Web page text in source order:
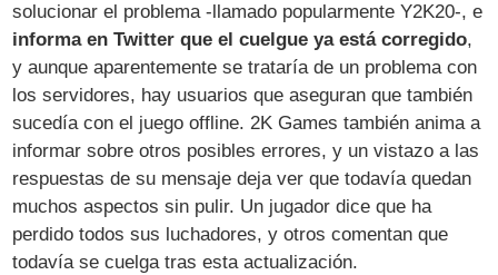
solucionar el problema -llamado popularmente Y2K20-, e
informa en Twitter que el cuelgue ya está corregido,
y aunque aparentemente se trataría de un problema con
los servidores, hay usuarios que aseguran que también
sucedía con el juego offline. 2K Games también anima a
informar sobre otros posibles errores, y un vistazo a las
respuestas de su mensaje deja ver que todavía quedan
muchos aspectos sin pulir. Un jugador dice que ha
perdido todos sus luchadores, y otros comentan que
todavía se cuelga tras esta actualización.